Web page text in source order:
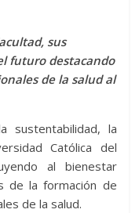
sus
futuro destacando
de la salud al
sustentabilidad, la
Católica del
al bienestar
de la formación de
de la salud.